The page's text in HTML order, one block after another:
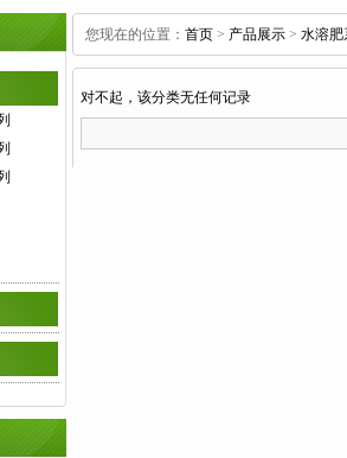
您现在的位置： 首页 > 产品展示 > 水溶肥
对不起，该分类无任何记录